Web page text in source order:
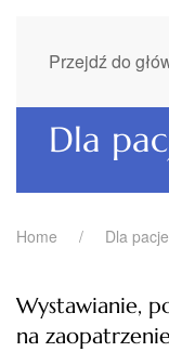
Przejdź do
Dla
Home Dla
Wystawianie,
na